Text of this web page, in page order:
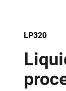
LP320